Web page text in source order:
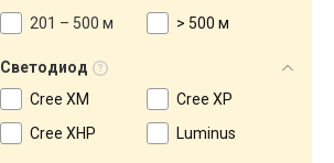
201 – 500 м
> 500 м
Светодиод
Cree XM
Cree XP
Cree XHP
Luminus